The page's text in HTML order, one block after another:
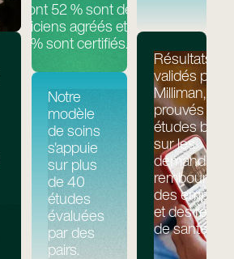
Dont 52 % sont des
cliniciens agréés et 48
% sont certifiés.
Notre
modèle
de soins
s'appuie
sur plus
de 40
études
évaluées
par des
pairs.
Résultats
validés par
Milliman,
prouvés par
études
sur les
demandes
des
et des
de santé